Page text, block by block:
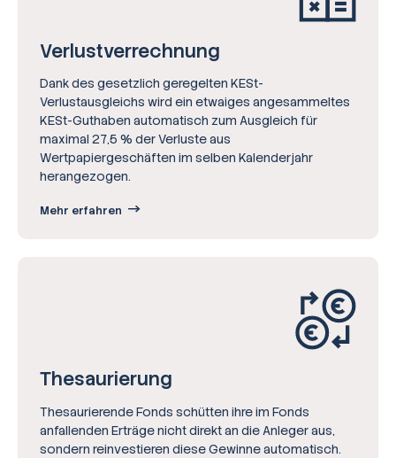
Verlust­verrechnung
Dank des gesetzlich geregelten KESt-
Verlustausgleichs wird ein etwaiges angesammeltes
KESt-Guthaben automatisch zum Ausgleich für
maximal 27,5 % der Verluste aus
Wertpapiergeschäften im selben Kalenderjahr
herangezogen.
Mehr erfahren
Thesaurierung
Thesaurierende Fonds schütten ihre im Fonds
anfallenden Erträge nicht direkt an die Anleger aus,
sondern reinvestieren diese Gewinne automatisch.